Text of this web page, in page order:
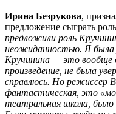
Ирина Безрукова,
предложение сыграть
предложили роль
неожиданностью. Я была
Кручинина — это вообще
произведение, не была
справлюсь. Но режиссер
фантастическая, это
театральная школа,